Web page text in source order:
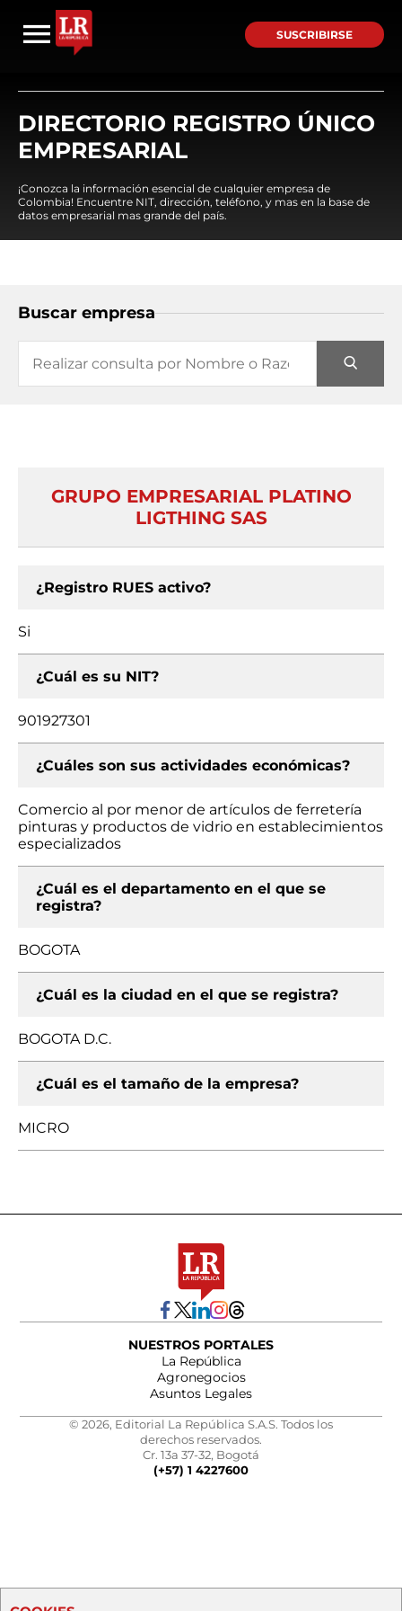
SUSCRIBIRSE
DIRECTORIO REGISTRO ÚNICO
EMPRESARIAL
¡Conozca la información esencial de cualquier empresa de
Colombia! Encuentre NIT, dirección, teléfono, y mas en la base de
datos empresarial mas grande del país.
Buscar empresa
GRUPO EMPRESARIAL PLATINO
LIGTHING SAS
¿Registro RUES activo?
Si
¿Cuál es su NIT?
901927301
¿Cuáles son sus actividades económicas?
Comercio al por menor de artículos de ferretería
pinturas y productos de vidrio en establecimientos
especializados
¿Cuál es el departamento en el que se
registra?
BOGOTA
¿Cuál es la ciudad en el que se registra?
BOGOTA D.C.
¿Cuál es el tamaño de la empresa?
MICRO
NUESTROS PORTALES
La República
Agronegocios
Asuntos Legales
© 2026, Editorial La República S.A.S. Todos los
derechos reservados.
Cr. 13a 37-32, Bogotá
(+57) 1 4227600